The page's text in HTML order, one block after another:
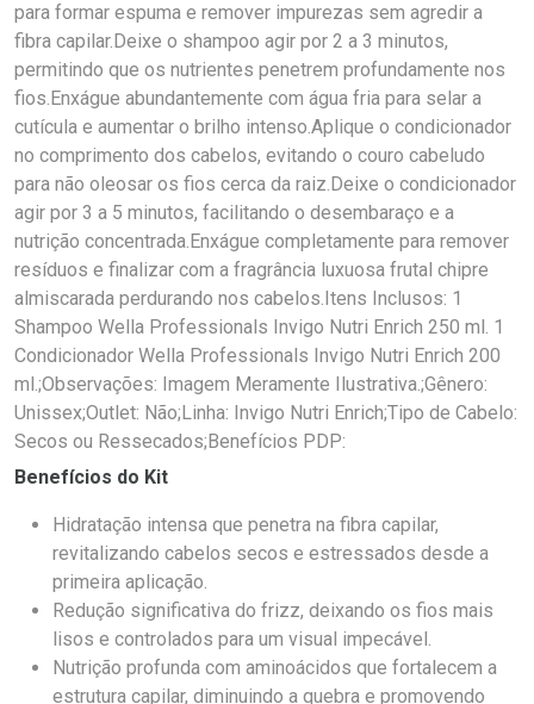
para formar espuma e remover impurezas sem agredir a
fibra capilar.Deixe o shampoo agir por 2 a 3 minutos,
permitindo que os nutrientes penetrem profundamente nos
fios.Enxágue abundantemente com água fria para selar a
cutícula e aumentar o brilho intenso.Aplique o condicionador
no comprimento dos cabelos, evitando o couro cabeludo
para não oleosar os fios cerca da raiz.Deixe o condicionador
agir por 3 a 5 minutos, facilitando o desembaraço e a
nutrição concentrada.Enxágue completamente para remover
resíduos e finalizar com a fragrância luxuosa frutal chipre
almiscarada perdurando nos cabelos.Itens Inclusos: 1
Shampoo Wella Professionals Invigo Nutri Enrich 250 ml. 1
Condicionador Wella Professionals Invigo Nutri Enrich 200
ml.;Observações: Imagem Meramente Ilustrativa.;Gênero:
Unissex;Outlet: Não;Linha: Invigo Nutri Enrich;Tipo de Cabelo:
Secos ou Ressecados;Benefícios PDP:
Benefícios do Kit
Hidratação intensa que penetra na fibra capilar,
revitalizando cabelos secos e estressados desde a
primeira aplicação.
Redução significativa do frizz, deixando os fios mais
lisos e controlados para um visual impecável.
Nutrição profunda com aminoácidos que fortalecem a
estrutura capilar, diminuindo a quebra e promovendo